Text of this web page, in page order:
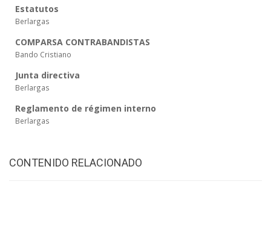
Estatutos
Berlargas
COMPARSA CONTRABANDISTAS
Bando Cristiano
Junta directiva
Berlargas
Reglamento de régimen interno
Berlargas
CONTENIDO RELACIONADO